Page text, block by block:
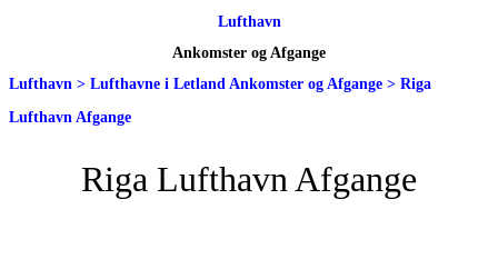
Lufthavn
Ankomster og Afgange
Lufthavn > Lufthavne i Letland Ankomster og Afgange > Riga
Lufthavn Afgange
Riga Lufthavn Afgange